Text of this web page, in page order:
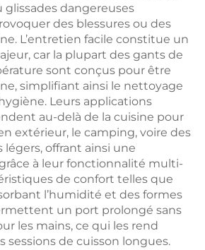
glissades dangereuses
des blessures ou des
L’entretien facile constitue un
car la plupart des gants de
sont conçus pour être
simplifiant ainsi le nettoyage
Leurs applications
au-delà de la cuisine pour
extérieur, le camping, voire des
offrant ainsi une
à leur fonctionnalité multi-
de confort telles que
l’humidité et des formes
un port prolongé sans
les mains, ce qui les rend
sessions de cuisson longues.